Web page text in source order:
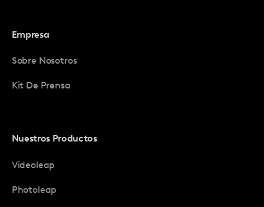
Empresa
Sobre Nosotros
Kit De Prensa
Nuestros Productos
Videoleap
Photoleap